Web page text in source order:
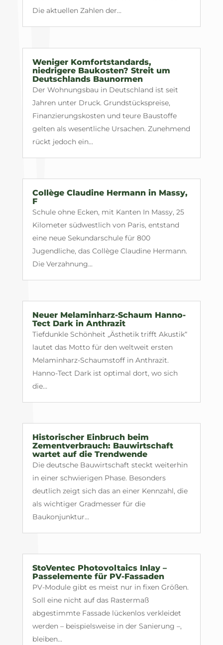
Die aktuellen Zahlen der...
Weniger Komfortstandards,
niedrigere Baukosten? Streit um
Deutschlands Baunormen
Der Wohnungsbau in Deutschland ist seit
Jahren unter Druck. Grundstückspreise,
Finanzierungskosten und teure Baustoffe
gelten als wesentliche Ursachen. Zunehmend
rückt jedoch ein...
Collège Claudine Hermann in Massy,
F
Schule ohne Ecken, mit Kanten In Massy, 25
Kilometer südwestlich von Paris, entstand
eine neue Sekundarschule für 800
Jugendliche, das Collège Claudine Hermann.
Die Verzahnung...
Neuer Melaminharz-Schaum Hanno-
Tect Dark in Anthrazit
Tiefdunkle Schönheit „Ästhetik trifft Akustik“
lautet das Motto für den weltweit ersten
Melaminharz-Schaumstoff in Anthrazit.
Hanno-Tect Dark ist optimal dort, wo sich
die...
Historischer Einbruch beim
Zementverbrauch: Bauwirtschaft
wartet auf die Trendwende
Die deutsche Bauwirtschaft steckt weiterhin
in einer schwierigen Phase. Besonders
deutlich zeigt sich das an einer Kennzahl, die
als wichtiger Gradmesser für die
Baukonjunktur...
StoVentec Photovoltaics Inlay –
Passelemente für PV-Fassaden
PV-Module gibt es meist nur in fixen Größen.
Soll eine nicht auf das Rastermaß
abgestimmte Fassade lückenlos verkleidet
werden – beispielsweise in der Sanierung –,
bleiben...